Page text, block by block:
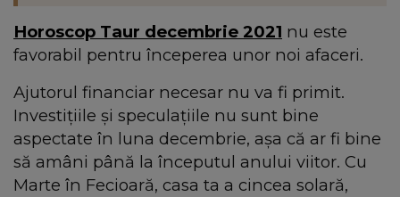
Horoscop Taur decembrie 2021 nu este
favorabil pentru începerea unor noi afaceri.
Ajutorul financiar necesar nu va fi primit.
Investițiile și speculațiile nu sunt bine
aspectate în luna decembrie, așa că ar fi bine
să amâni până la începutul anului viitor. Cu
Marte în Fecioară, casa ta a cincea solară,